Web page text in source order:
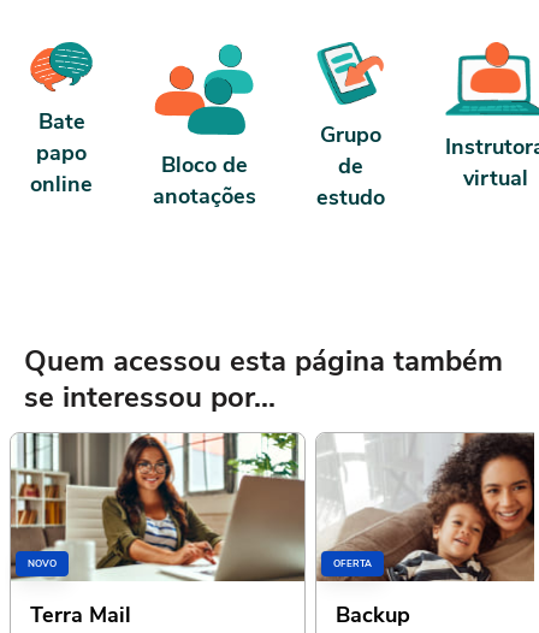
Bate
papo
online
Bloco de
anotações
Grupo
de
estudo
virtual
Quem acessou esta página também
se interessou por...
NOVO
Terra Mail
OFERTA
Backup